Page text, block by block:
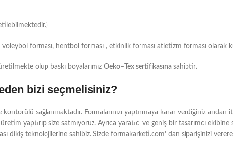
voleybol forması, hentbol forması , etkinlik forması atletizm forması olarak
olup baskı boyalarımız Oeko– Tex sertifikasına sahiptir.
bizi seçmelisiniz?
sağlanmaktadır. Formalarınızı yaptırmaya karar verdiğiniz andan
yaptırıp size satmıyoruz. Ayrıca yaratıcı ve geniş bir tasarımcı
dikiş teknolojilerine sahibiz. Sizde formakarketi.com’ dan siparişinizi